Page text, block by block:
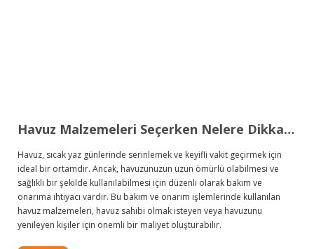
Havuz Malzemeleri Seçerken Nelere Dikkat Edilmeli?
Havuz, sıcak yaz günlerinde serinlemek ve keyifli vakit geçirmek için
ideal bir ortamdır. Ancak, havuzunuzun uzun ömürlü olabilmesi ve
sağlıklı bir şekilde kullanılabilmesi için düzenli olarak bakım ve
onarıma ihtiyacı vardır. Bu bakım ve onarım işlemlerinde kullanılan
havuz malzemeleri, havuz sahibi olmak isteyen veya havuzunu
yenileyen kişiler için önemli bir maliyet oluşturabilir.